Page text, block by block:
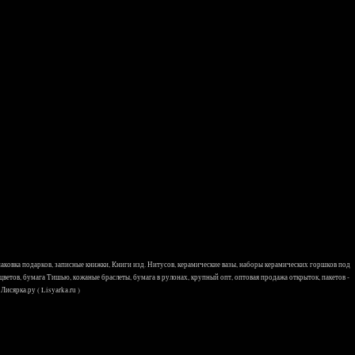
подарков, записные книжки, Книги изд. Нитусов, керамические вазы, наборы керамических горшков под
бумага Тишью, кожаные браслеты, бумага в рулонах, крупный опт, оптовая продажа открыток, пакетов -
( Lisyarka.ru )